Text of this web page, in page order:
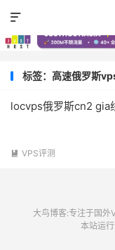

标签：高速俄罗斯
locvps俄罗斯cn2 gia
 VPS评测
大鸟博客:专注于国外
本站运行